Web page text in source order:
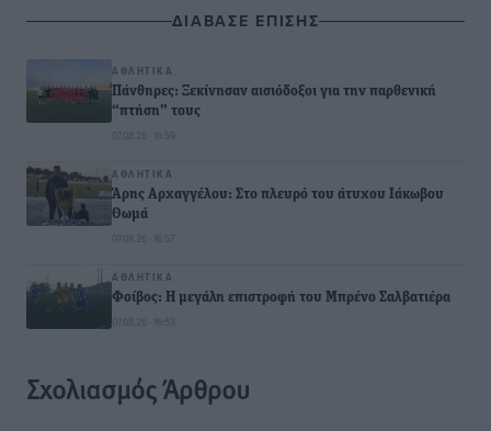
ΔΙΑΒΑΣΕ ΕΠΙΣΗΣ
ΑΘΛΗΤΙΚΆ
Πάνθηρες: Ξεκίνησαν αισιόδοξοι για την παρθενική
“πτήση” τους
07.08.26 · 16:59
ΑΘΛΗΤΙΚΆ
Άρης Αρχαγγέλου: Στο πλευρό του άτυχου Ιάκωβου
Θωμά
07.08.26 · 16:57
ΑΘΛΗΤΙΚΆ
Φοίβος: Η μεγάλη επιστροφή του Μπρένο Σαλβατιέρα
07.08.26 · 16:53
Σχολιασμός Άρθρου